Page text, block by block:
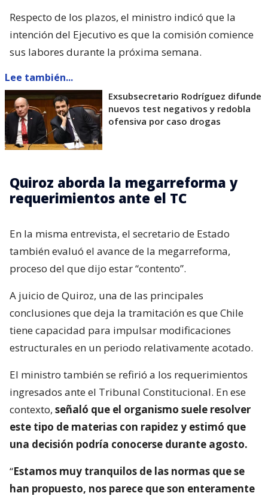
Respecto de los plazos, el ministro indicó que la
intención del Ejecutivo es que la comisión comience
sus labores durante la próxima semana.
Lee también...
Exsubsecretario Rodríguez difunde
nuevos test negativos y redobla
ofensiva por caso drogas
Quiroz aborda la megarreforma y
requerimientos ante el TC
En la misma entrevista, el secretario de Estado
también evaluó el avance de la megarreforma,
proceso del que dijo estar “contento”.
A juicio de Quiroz, una de las principales
conclusiones que deja la tramitación es que Chile
tiene capacidad para impulsar modificaciones
estructurales en un periodo relativamente acotado.
El ministro también se refirió a los requerimientos
ingresados ante el Tribunal Constitucional. En ese
contexto, señaló que el organismo suele resolver
este tipo de materias con rapidez y estimó que
una decisión podría conocerse durante agosto.
“Estamos muy tranquilos de las normas que se
han propuesto, nos parece que son enteramente